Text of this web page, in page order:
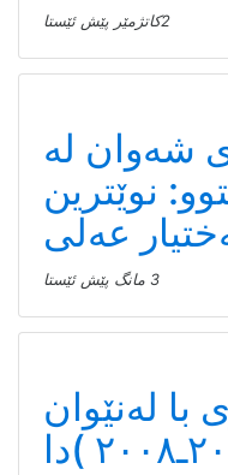
2كاتژمێر پێش ئێستا
شەوان لە
نوێترین
عەلی
3 مانگ پێش ئێستا
لەنێوان